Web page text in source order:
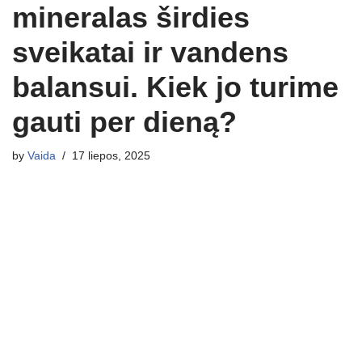
mineralas širdies
sveikatai ir vandens
balansui. Kiek jo turime
gauti per dieną?
by Vaida 17 liepos, 2025